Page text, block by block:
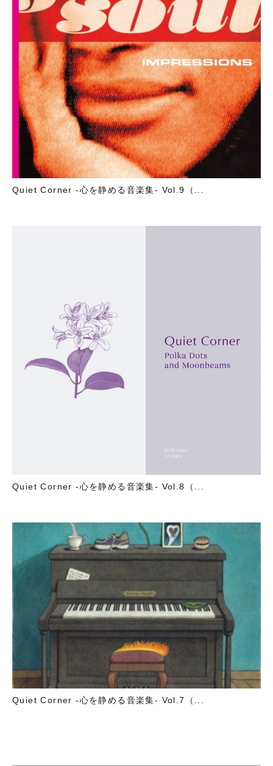
Quiet Corner -心を静める音楽集- Vol.9（...
Quiet Corner -心を静める音楽集- Vol.8（...
Quiet Corner -心を静める音楽集- Vol.7（...